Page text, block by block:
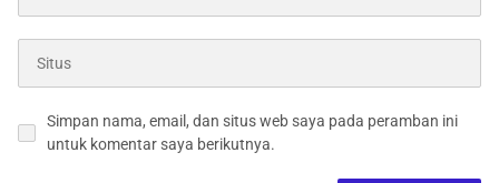
Simpan nama, email, dan situs web saya pada peramban ini
untuk komentar saya berikutnya.